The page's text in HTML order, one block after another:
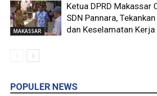
MAKASSAR
Ketua DPRD Makassar
SDN Pannara,
dan Keselamatan Kerja
POPULER NEWS